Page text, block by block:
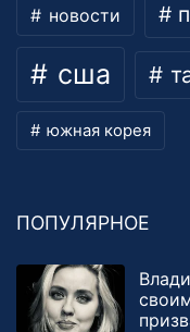
новости
сша
южная корея
ПОПУЛЯРНОЕ